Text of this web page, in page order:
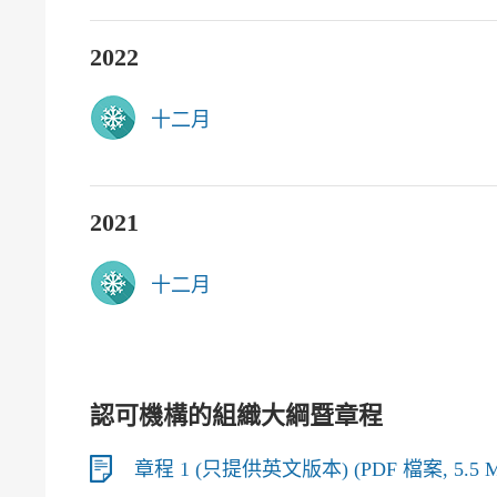
2022
十二月
2021
十二月
認可機構的組織大綱暨章程
章程 1 (只提供英文版本) (PDF 檔案, 5.5